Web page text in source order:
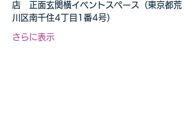
店　正面玄関横イベントスペース（東京都荒
川区南千住4丁目1番4号）
さらに表示